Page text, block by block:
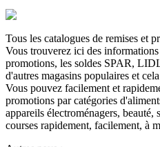
Tous les catalogues de remises et
Vous trouverez ici des informations
promotions, les soldes SPAR,
d'autres magasins populaires et
Vous pouvez facilement et
promotions par catégories
appareils électroménagers, beauté,
courses rapidement, facilement, à